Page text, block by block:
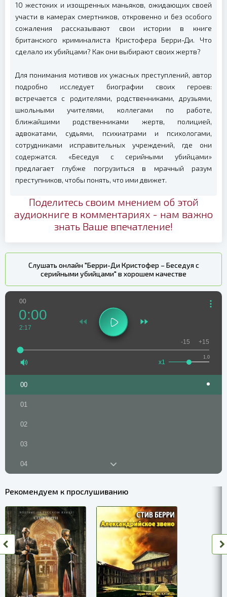
10 жестоких и изощренных маньяков, ожидающих своей
участи в камерах смертников, откровенно и без особого
сожаления рассказывают свои истории в книге
британского криминалиста Кристофера Берри-Ди. Что
сделало их убийцами? Как они выбирают своих жертв?
Для понимания мотивов их ужасных преступлений, автор
подробно исследует биографии своих героев:
встречается с родителями, родственниками, друзьями,
школьными учителями, коллегами по работе,
ближайшими родственниками жертв, полицией,
адвокатами, судьями, психиатрами и психологами,
сотрудниками исправительных учреждений, где они
содержатся. «Беседуя с серийными убийцами»
предлагает глубже погрузиться в мрачный разум
преступников, чтобы понять, что ими движет.
Поделитесь своим мнением об этой
аудиокниге в комментариях - нам важно
знать Ваше впечатление!
Слушать онлайн "Берри-Ди Кристофер – Беседуя с
серийными убийцами" в хорошем качестве
00
0:00
2:17
1.0
x1
-15 +15
00
01
02
03
04
07
08
09
10
Рекомендуем к прослушиванию